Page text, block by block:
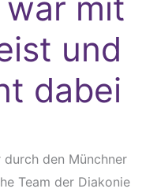
war mit
und
dabei
durch den Münchner
Team der Diakonie